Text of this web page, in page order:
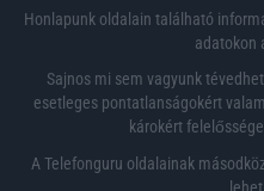
Honlapunk oldalain található
adatokon
Sajnos mi sem vagyunk
esetleges pontatlanságokért
károkért
A Telefonguru oldalainak